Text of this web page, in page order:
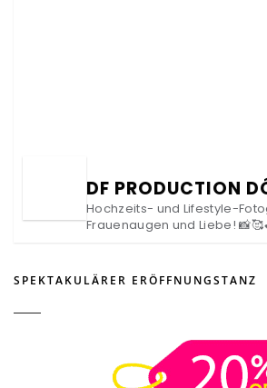
DF PRODUCTION
Hochzeits- und Lifestyle-
Frauenaugen und Liebe!
SPEKTAKULÄRER ERÖFFNUNGSTANZ